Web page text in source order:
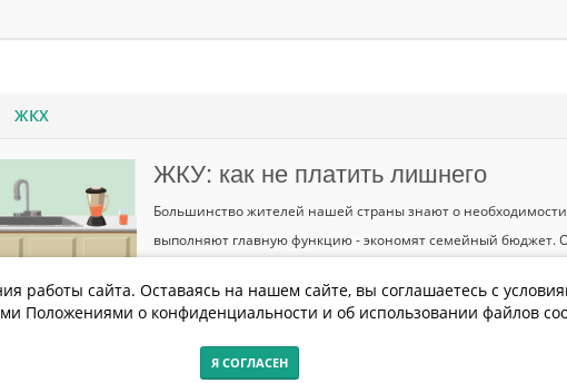
ЖКХ
ЖКУ: как не платить лишнего
Большинство жителей нашей страны знают о необходимости
выполняют главную функцию - экономят семейный бюджет.
работы сайта. Оставаясь на нашем сайте, вы соглашаетесь с
Положениями о конфиденциальности и об использовании файлов
Я СОГЛАСЕН